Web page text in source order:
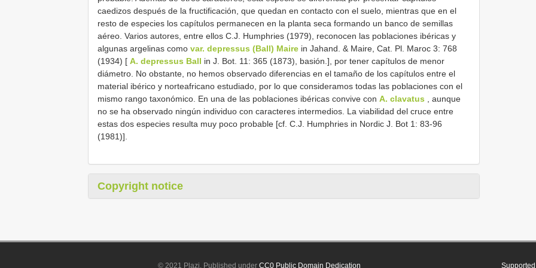
caedizos después de la fructificación, que quedan en contacto con el suelo, mientras que en el
resto de especies los capítulos permanecen en la planta seca formando un banco de semillas
aéreo. Varios autores, entre ellos C.J. Humphries (1979), reconocen las poblaciones ibéricas y
algunas argelinas como var. depressus (Ball) Maire in Jahand. & Maire, Cat. Pl. Maroc 3: 768
(1934) [ A. depressus Ball in J. Bot. 11: 365 (1873), basión.], por tener capítulos de menor
diámetro. No obstante, no hemos observado diferencias en el tamaño de los capítulos entre el
material ibérico y norteafricano estudiado, por lo que consideramos todas las poblaciones con el
mismo rango taxonómico. En una de las poblaciones ibéricas convive con A. clavatus , aunque
no se ha observado ningún individuo con caracteres intermedios. La viabilidad del cruce entre
estas dos especies resulta muy poco probable [cf. C.J. Humphries in Nordic J. Bot 1: 83-96
(1981)].
Copyright notice
© 2021 Plazi. Published underCC0 Public Domain Dedication